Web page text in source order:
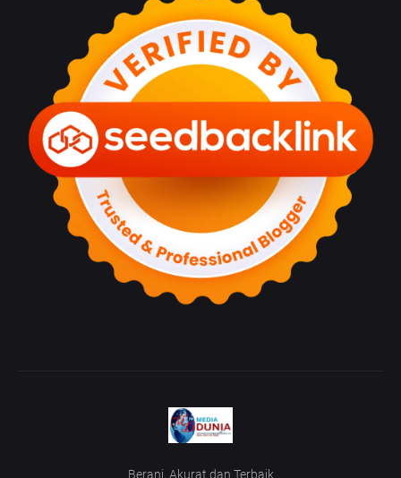
Berani, Akurat dan Terbaik